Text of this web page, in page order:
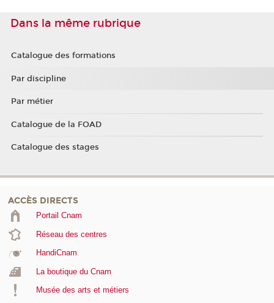
Dans la même rubrique
Catalogue des formations
Par discipline
Par métier
Catalogue de la FOAD
Catalogue des stages
ACCÈS DIRECTS
Portail Cnam
Réseau des centres
HandiCnam
La boutique du Cnam
Musée des arts et métiers